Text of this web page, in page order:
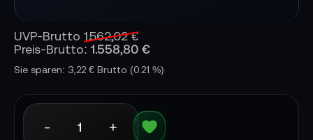
UVP-Brutto 1.562,02 €
Preis-Brutto: 1.558,80 €
Sie sparen: 3,22 € Brutto (0.21 %)
- +